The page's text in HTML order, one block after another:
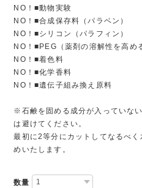
NO！■動物実験
NO！■合成保存料（パラベン）
NO！■シリコン（パラフィン）
NO！■PEG（薬剤の溶解性を高め
NO！■着色料
NO！■化学香料
NO！■遺伝子組み換え原料
※石鹸を固める成分が入っていな
は避けてください。
最初に2等分にカットしてなるべ
めいたします。
数量